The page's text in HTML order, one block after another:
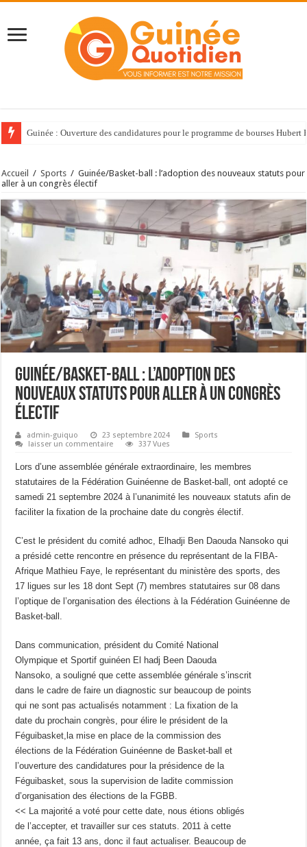
Guinée : Ouverture des candidatures pour le programme de bourses
Accueil / Sports / Guinée/Basket-ball : l’adoption des nouveaux statuts pour
aller à un congrès électif
Guinée/Basket-ball : l’adoption des
nouveaux statuts pour aller à un congrès
électif
admin-guiquo 23 septembre 2024
Sports
laisser un commentaire
337 Vues
Lors d’une assemblée générale extraordinaire, les membres
statutaires de la Fédération Guinéenne de Basket-ball, ont adopté ce
samedi 21 septembre 2024 à l’unanimité les nouveaux statuts afin de
faciliter la fixation de la prochaine date du congrès électif.
C’est le président du comité adhoc, Elhadji Ben Daouda Nansoko qui
a présidé cette rencontre en présence du représentant de la FIBA-
Afrique Mathieu Faye, le représentant du ministère des sports, des
17 ligues sur les 18 dont Sept (7) membres statutaires sur 08 dans
l’optique de l’organisation des élections à la Fédération Guinéenne de
Basket-ball.
Dans communication, président du Comité National
Olympique et Sportif guinéen El hadj Been Daouda
Nansoko, a souligné que cette assemblée générale s’inscrit
dans le cadre de faire un diagnostic sur beaucoup de points
qui ne sont pas actualisés notamment : La fixation de la
date du prochain congrès, pour élire le président de la
Féguibasket,la mise en place de la commission des
élections de la Fédération Guinéenne de Basket-ball et
l’ouverture des candidatures pour la présidence de la
Féguibasket, sous la supervision de ladite commission
d’organisation des élections de la FGBB.
<< La majorité a voté pour cette date, nous étions obligés
de l’accepter, et travailler sur ces statuts. 2011 à cette
année, ça fait 13 ans, donc il faut actualiser. Beaucoup de